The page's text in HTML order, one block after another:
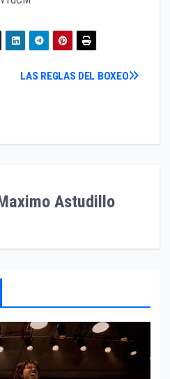
LAS REGLAS DEL BOXEO
Astudillo